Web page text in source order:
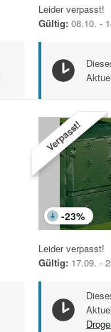
Leider verpasst!
Gültig: 08.10. -
Verpasst!
-23%
Leider verpasst!
Gültig: 17.09. -